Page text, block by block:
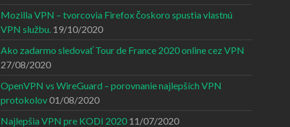
Mozilla VPN – tvorcovia Firefox čoskoro spustia vlastnú
VPN službu. 19/10/2020
Ako zadarmo sledovať Tour de France 2020 online cez VPN
27/08/2020
OpenVPN vs WireGuard – porovnanie najlepších VPN
protokolov01/08/2020
Najlepšia VPN pre KODI 2020 11/07/2020